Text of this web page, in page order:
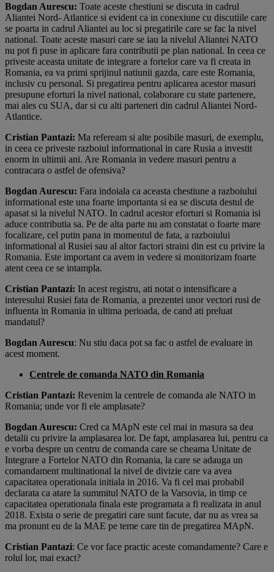
Bogdan Aurescu: Toate aceste chestiuni se discuta in cadrul
Aliantei Nord- Atlantice si evident ca in conexiune cu discutiile care
se poarta in cadrul Aliantei au loc si pregatirile care se fac la nivel
national. Toate aceste masuri care se iau la nivelul Aliantei NATO
nu pot fi puse in aplicare fara contributii pe plan national. In ceea ce
priveste aceasta unitate de integrare a fortelor care va fi creata in
Romania, ea va primi sprijinul natiunii gazda, care este Romania,
inclusiv cu personal. Si pregatirea pentru aplicarea acestor masuri
presupune eforturi la nivel national, colaborare cu state partenere,
mai ales cu SUA, dar si cu alti parteneri din cadrul Aliantei Nord-
Atlantice.
Cristian Pantazi: Ma refeream si alte posibile masuri, de exemplu,
in ceea ce priveste razboiul informational in care Rusia a investit
enorm in ultimii ani. Are Romania in vedere masuri pentru a
contracara o astfel de ofensiva?
Bogdan Aurescu: Fara indoiala ca aceasta chestiune a razboiului
informational este una foarte importanta si ea se discuta destul de
apasat si la nivelul NATO. In cadrul acestor eforturi si Romania isi
aduce contributia sa. Pe de alta parte nu am constatat o foarte mare
focalizare, cel putin pana in momentul de fata, a razboiului
informational al Rusiei sau al altor factori straini din est cu privire la
Romania. Este important ca avem in vedere si monitorizam foarte
atent ceea ce se intampla.
Cristian Pantazi: In acest registru, ati notat o intensificare a
interesului Rusiei fata de Romania, a prezentei unor vectori rusi de
influenta in Romania in ultima perioada, de cand ati preluat
mandatul?
Bogdan Aurescu: Nu stiu daca pot sa fac o astfel de evaluare in
acest moment.
Centrele de comanda NATO din Romania
Cristian Pantazi: Revenim la centrele de comanda ale NATO in
Romania; unde vor fi ele amplasate?
Bogdan Aurescu: Cred ca MApN este cel mai in masura sa dea
detalii cu privire la amplasarea lor. De fapt, amplasarea lui, pentru ca
e vorba despre un centru de comanda care se cheama Unitate de
Integrare a Fortelor NATO din Romania, la care se adauga un
comandament multinational la nivel de divizie care va avea
capacitatea operationala initiala in 2016. Va fi cel mai probabil
declarata ca atare la summitul NATO de la Varsovia, in timp ce
capacitatea operationala finala este programata a fi realizata in anul
2018. Exista o serie de pregatiri care sunt facute, dar nu as vrea sa
ma pronunt eu de la MAE pe teme care tin de pregatirea MApN.
Cristian Pantazi: Ce vor face practic aceste comandamente? Care e
rolul lor, mai exact?